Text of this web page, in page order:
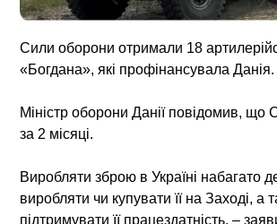
Сили оборони отримали 18
«Богдана», які профінансувала Данія.
Міністр оборони Данії повідомив, що
за 2 місяці.
Виробляти зброю в Україні набагато
виробляти чи купувати її на Заході,
підтримувати її працездатність, –